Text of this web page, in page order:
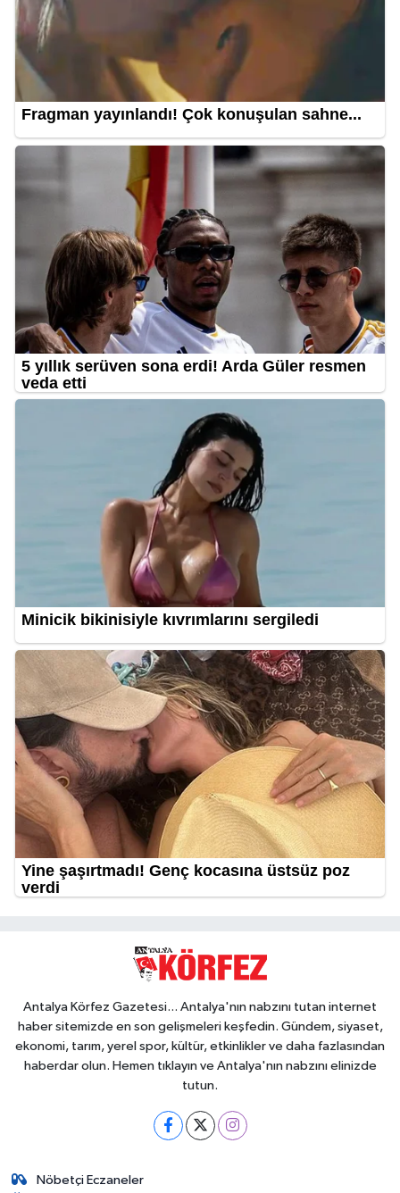
Antalya Körfez Gazetesi... Antalya'nın nabzını tutan internet
haber sitemizde en son gelişmeleri keşfedin. Gündem, siyaset,
ekonomi, tarım, yerel spor, kültür, etkinlikler ve daha fazlasından
haberdar olun. Hemen tıklayın ve Antalya'nın nabzını elinizde
tutun.
Nöbetçi Eczaneler